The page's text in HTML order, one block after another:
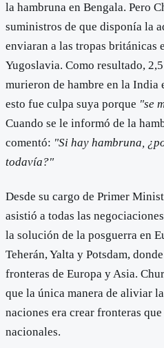
la hambruna en Bengala. Pero
suministros de que disponía la
enviaran a las tropas británicas
Yugoslavia. Como resultado,
murieron de hambre en la India
esto fue culpa suya porque "se
Cuando se le informó de la
comentó: "Si hay hambruna,
todavía?"
Desde su cargo de Primer
asistió a todas las
la solución de la posguerra en
Teherán, Yalta y Potsdam,
fronteras de Europa y Asia.
que la única manera de aliviar
naciones era crear fronteras
nacionales.